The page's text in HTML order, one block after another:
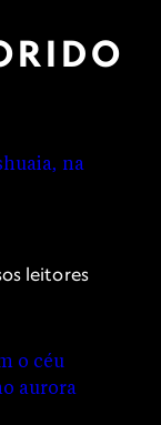
leitores